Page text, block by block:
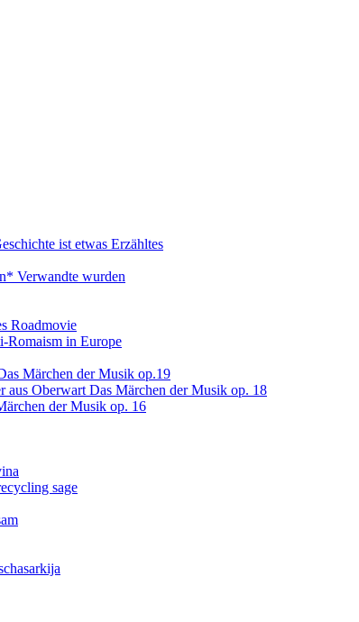
ist etwas Erzähltes
Verwandte wurden
Roadmovie
in Europe
Märchen der Musik op.19
aus Oberwart Das Märchen der Musik op. 18
der Musik op. 16
sage